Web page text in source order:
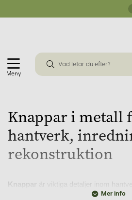
Meny
Knappar i metall
hantverk,
rekonstruktion
Knappar är viktiga detaljer inom
historisk rekonstruktion – både urMer info